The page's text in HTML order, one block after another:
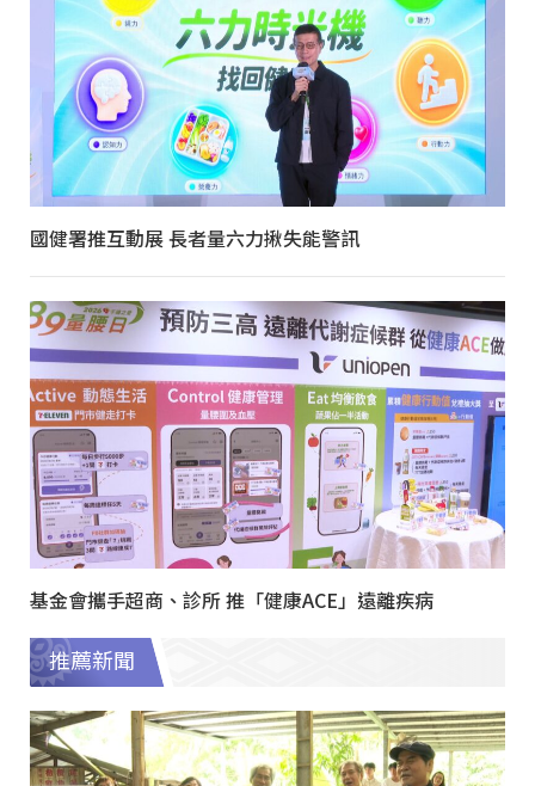
國健署推互動展 長者量六力揪失能警訊
基金會攜手超商、診所 推「健康ACE」遠離疾病
推薦新聞